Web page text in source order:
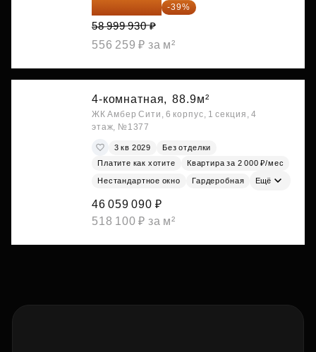
35 989 957 ₽ -39%
58 999 930 ₽
556 259 ₽ за м²
4-комнатная, 88.9м²
ЖК Амбер Сити, 6 корпус, 1 секция, 4
этаж, №1377
3 кв 2029
Без отделки
Платите как хотите
Квартира за 2 000 ₽/мес
Нестандартное окно Гардеробная Ещё
46 059 090 ₽
518 100 ₽ за м²